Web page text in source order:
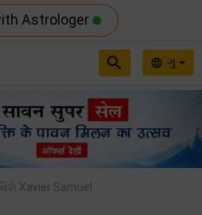
Astrologer
language ગુ
search
વિશે Xavier Samuel